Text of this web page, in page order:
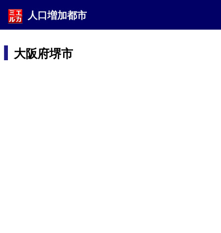
人口増加都市
大阪府堺市